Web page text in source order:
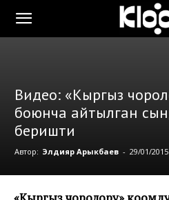
Видео: «Кыргыз
боюнча айтылган
беришти
Автор: Элдияр Арыкбаев - 29/01/2015